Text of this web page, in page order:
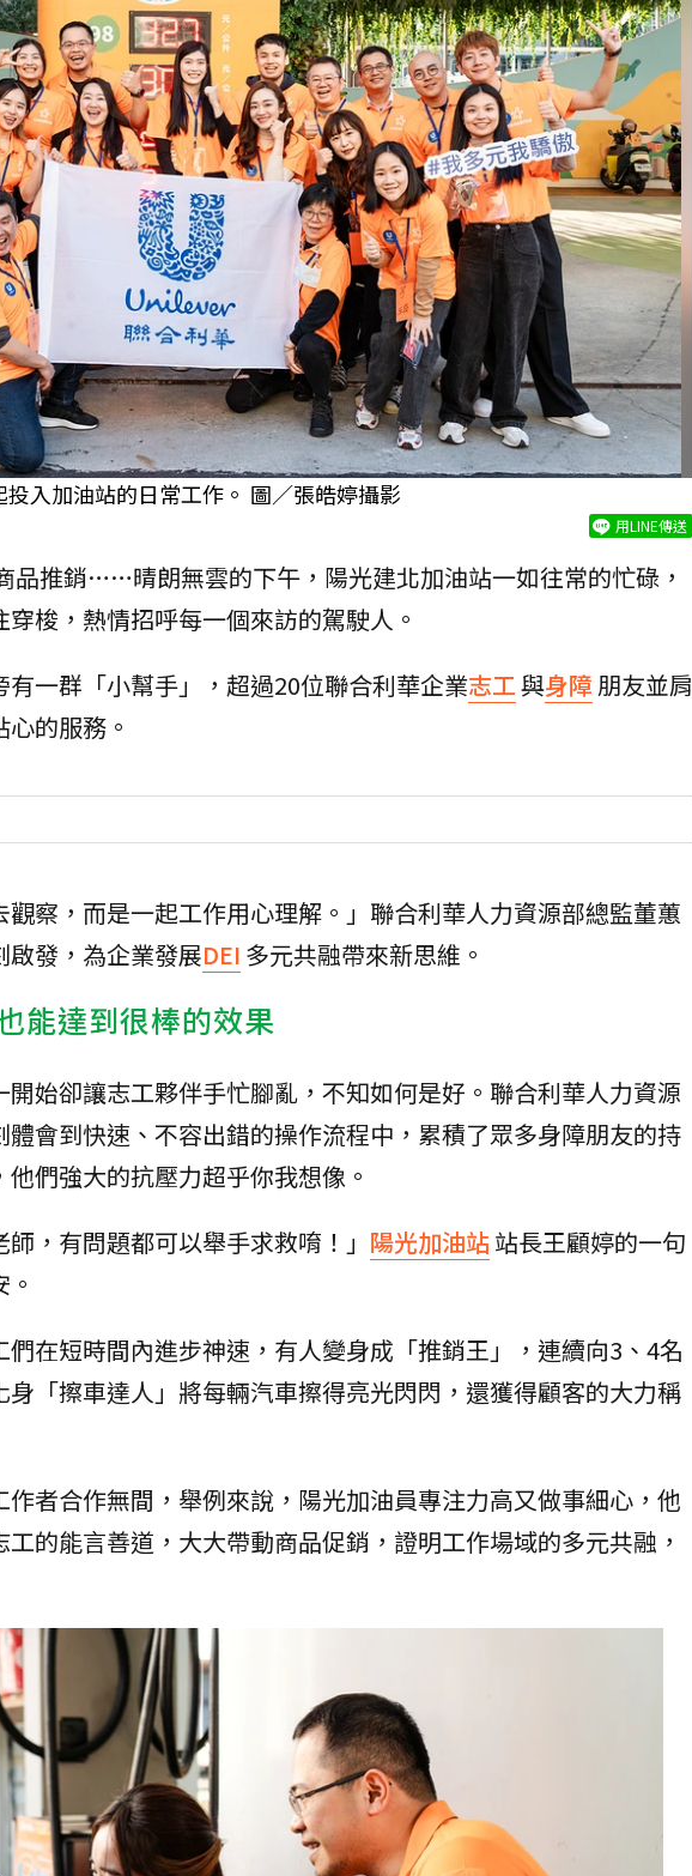
入加油站的日常工作。 圖／張皓婷攝影
用LINE傳送
品推銷……晴朗無雲的下午，陽光建北加油站一如往常的忙碌，
梭，熱情招呼每一個來訪的駕駛人。
一群「小幫手」，超過20位聯合利華企業志工與身障 朋友並肩
的服務。
觀察，而是一起工作用心理解。」聯合利華人力資源部總監董蕙
發，為企業發展DEI 多元共融帶來新思維。
能達到很棒的效果
始卻讓志工夥伴手忙腳亂，不知如何是好。聯合利華人力資源
會到快速、不容出錯的操作流程中，累積了眾多身障朋友的持
們強大的抗壓力超乎你我想像。
，有問題都可以舉手求救唷！」 陽光加油站 站長王顧婷的一句
在短時間內進步神速，有人變身成「推銷王」，連續向3、4名
「擦車達人」將每輛汽車擦得亮光閃閃，還獲得顧客的大力稱
者合作無間，舉例來說，陽光加油員專注力高又做事細心，他
的能言善道，大大帶動商品促銷，證明工作場域的多元共融，